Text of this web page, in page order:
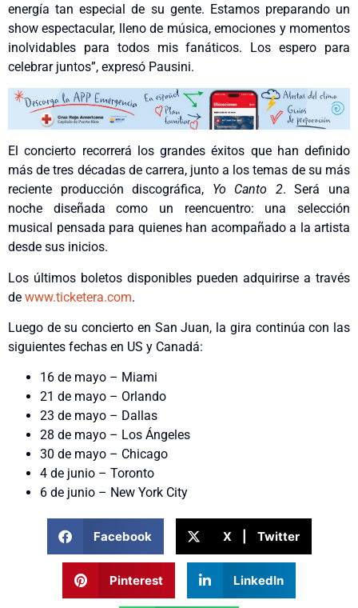
energía tan especial de su gente. Estamos preparando un
show espectacular, lleno de música, emociones y momentos
inolvidables para todos mis fanáticos. Los espero para
celebrar juntos”, expresó Pausini.
El concierto recorrerá los grandes éxitos que han definido
más de tres décadas de carrera, junto a los temas de su más
reciente producción discográfica, Yo Canto 2. Será una
noche diseñada como un reencuentro: una selección
musical pensada para quienes han acompañado a la artista
desde sus inicios.
Los últimos boletos disponibles pueden adquirirse a través
de www.ticketera.com.
Luego de su concierto en San Juan, la gira continúa con las
siguientes fechas en US y Canadá:
16 de mayo – Miami
21 de mayo – Orlando
23 de mayo – Dallas
28 de mayo – Los Ángeles
30 de mayo – Chicago
4 de junio – Toronto
6 de junio – New York City
Facebook X | Twitter
Pinterest LinkedIn